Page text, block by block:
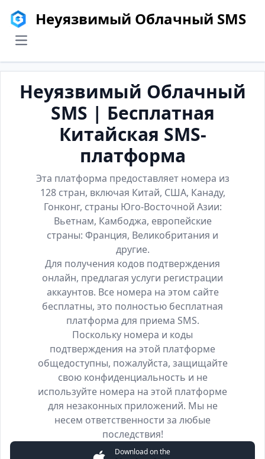
Неуязвимый Облачный SMS
menu
Неуязвимый Облачный
SMS | Бесплатная
Китайская SMS-
платформа
Эта платформа предоставляет номера из
128 стран, включая Китай, США, Канаду,
Гонконг, страны Юго-Восточной Азии:
Вьетнам, Камбоджа, европейские
страны: Франция, Великобритания и
другие.
Для получения кодов подтверждения
онлайн, предлагая услуги регистрации
аккаунтов. Все номера на этом сайте
бесплатны, это полностью бесплатная
платформа для приема SMS.
Поскольку номера и коды
подтверждения на этой платформе
общедоступны, пожалуйста, защищайте
свою конфиденциальность и не
используйте номера на этой платформе
для незаконных приложений. Мы не
несем ответственности за любые
последствия!
Download on the